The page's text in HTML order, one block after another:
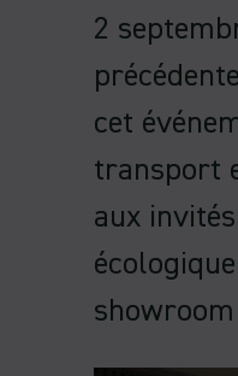
2
cet
transport
aux